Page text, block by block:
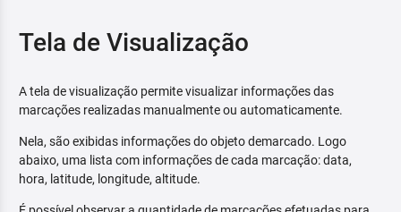
Tela de Visualização
A tela de visualização permite visualizar informações das
marcações realizadas manualmente ou automaticamente.
Nela, são exibidas informações do objeto demarcado. Logo
abaixo, uma lista com informações de cada marcação: data,
hora, latitude, longitude, altitude.